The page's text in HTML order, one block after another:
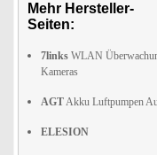
Mehr Hersteller-
Seiten:
7links WLAN
Kameras
AGTAkku Luftpumpen
ELESION